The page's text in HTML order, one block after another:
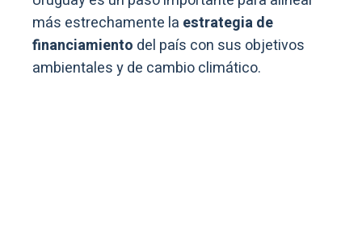
más estrechamente la estrategia de
financiamiento del país con sus objetivos
ambientales y de cambio climático.